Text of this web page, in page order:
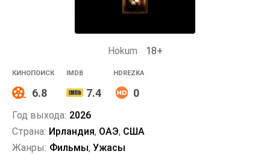
Hokum 18+
КИНОПОИСК
6.8
IMDB
7.4
HDREZKA
0
Год выхода: 2026
Страна: Ирландия, ОАЭ, США
Жанры: Фильмы, Ужасы